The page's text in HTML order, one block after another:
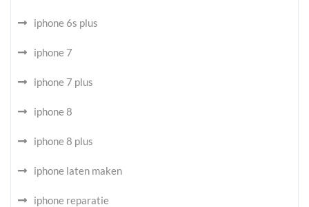
iphone 6s plus
iphone 7
iphone 7 plus
iphone 8
iphone 8 plus
iphone laten maken
iphone reparatie